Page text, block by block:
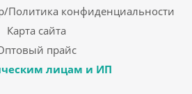
Политика конфиденциальности
Карта сайта
прайс
лицам и ИП